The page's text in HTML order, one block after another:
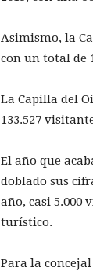
Asimismo, la
con un total de
La Capilla del
133.527
El año que
doblado sus
año, casi 5.000
turístico.
Para la